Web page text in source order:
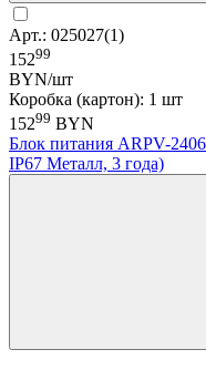
Арт.: 025027(1)
15299
BYN/шт
Коробка (картон): 1 шт
15299 BYN
Блок питания ARPV-
IP67 Металл, 3 года)